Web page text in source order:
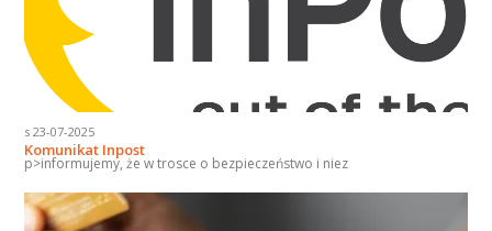
s 23-07-2025
Komunikat Inpost
p>informujemy, że w trosce o bezpieczeństwo i niez